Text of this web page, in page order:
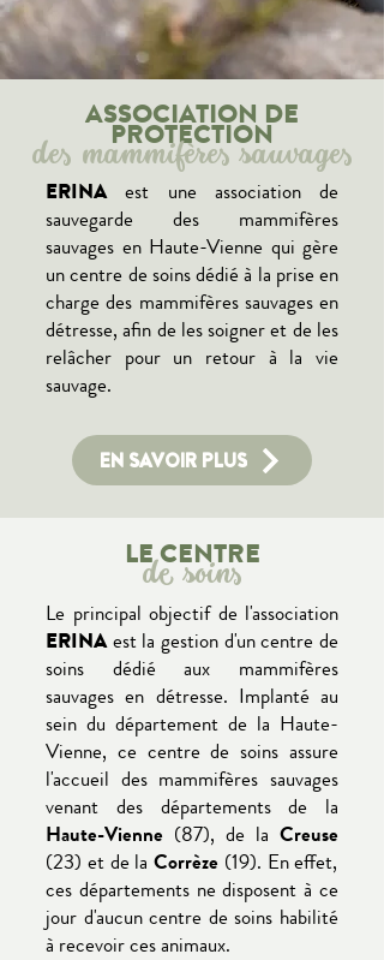
ASSOCIATION DE
PROTECTION
des mammifères sauvages
​ERINAest une association de
sauvegarde des mammifères
sauvages en Haute-Vienne qui gère
un centre de soins dédié à la prise en
charge des mammifères sauvages en
détresse, afin de les soigner et de les
relâcher pour un retour à la vie
sauvage.
EN SAVOIR PLUS
LE CENTRE
de soins
​Le principal objectif de l'association
ERINAest la gestion d'un centre de
soins dédié aux mammifères
sauvages en détresse. Implanté au
sein du département de la Haute-
Vienne, ce centre de soins assure
l'accueil des mammifères sauvages
venant des départements de la
Haute-Vienne (87), de la Creuse
(23) et de la Corrèze (19). En effet,
ces départements ne disposent à ce
jour d'aucun centre de soins habilité
à recevoir ces animaux.